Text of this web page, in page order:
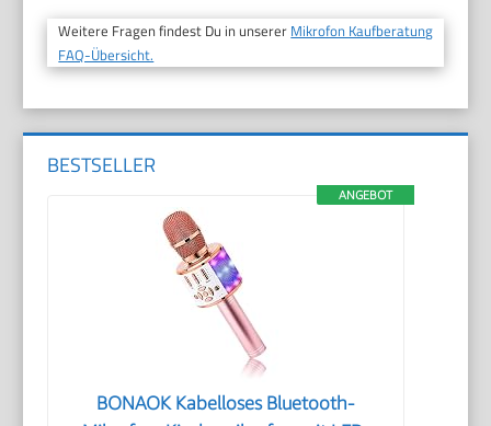
Weitere Fragen findest Du in unserer Mikrofon Kaufberatung
FAQ-Übersicht.
BESTSELLER
ANGEBOT
BONAOK Kabelloses Bluetooth-